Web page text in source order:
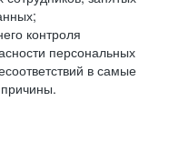
контроля
персональных
в самые